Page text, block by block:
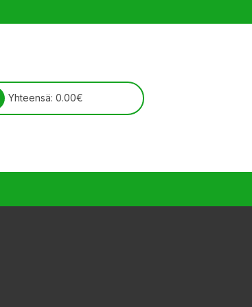
Yhteensä: 0.00€